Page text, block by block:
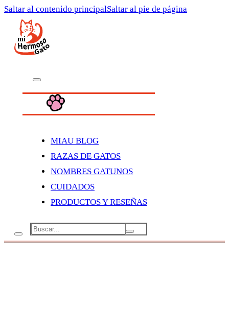
Saltar al contenido principalSaltar al pie de página
MIAU BLOG
RAZAS DE GATOS
NOMBRES GATUNOS
CUIDADOS
PRODUCTOS Y RESEÑAS
Buscar